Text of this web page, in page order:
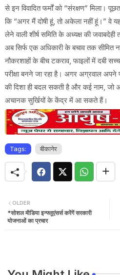
से इन विवादित फर्मों को “संरक्षण” मिला।
कि “अगर मैं दोषी हूं, तो अकेला नहीं हूं।” वे
लेने वाली शीर्ष समिति के अध्यक्ष की
अब सिर्फ एक अधिकारी के बचाव तक सीमित
नौकरशाहों के बीच टकराव, फाइलों में दबी
परीक्षा बनने जा रहा है। अगर अग्रवाल
की दिशा ही बदल सकती है और कई नाम, जो
अचानक सुर्खियों के केंद्र में आ सकते हैं।
Tags: बीकानेर
OLDER
*सोशल मीडिया इन्फ्लूएंसर्स करेंगें सरकारी
योजनाओं का प्रचार